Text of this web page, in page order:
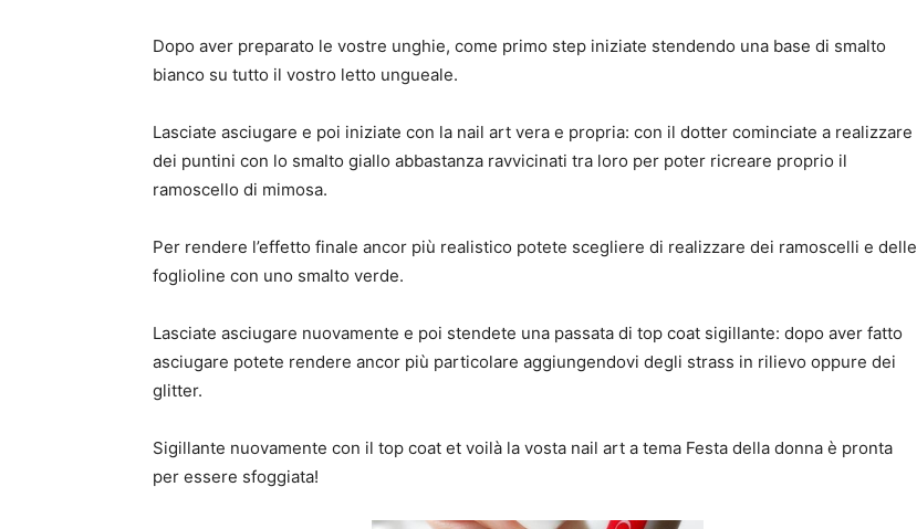
Dopo aver preparato le vostre unghie, come primo step iniziate stendendo una base di smalto
bianco su tutto il vostro letto ungueale.
Lasciate asciugare e poi iniziate con la nail art vera e propria: con il dotter cominciate a realizzare
dei puntini con lo smalto giallo abbastanza ravvicinati tra loro per poter ricreare proprio il
ramoscello di mimosa.
Per rendere l’effetto finale ancor più realistico potete scegliere di realizzare dei ramoscelli e delle
foglioline con uno smalto verde.
Lasciate asciugare nuovamente e poi stendete una passata di top coat sigillante: dopo aver fatto
asciugare potete rendere ancor più particolare aggiungendovi degli strass in rilievo oppure dei
glitter.
Sigillante nuovamente con il top coat et voilà la vosta nail art a tema Festa della donna è pronta
per essere sfoggiata!